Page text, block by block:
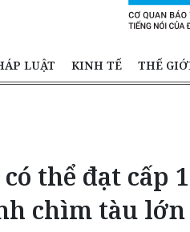
LUẬT KINH TẾ THẾ
có thể đạt cấp
chìm tàu lớn